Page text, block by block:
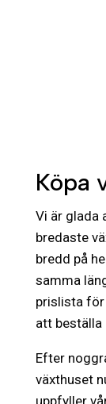
Köpa
Vi är glada
bredaste
bredd på
samma
prislista
att beställa
Efter
växthuset